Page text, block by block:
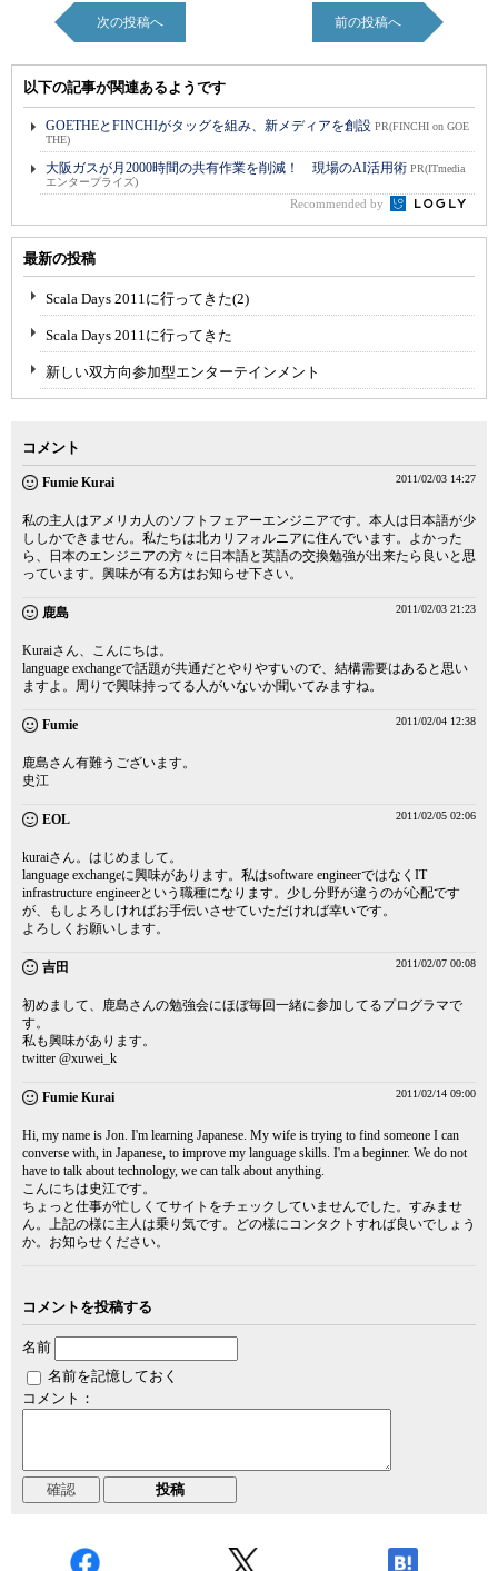
次の投稿へ 前の投稿へ
以下の記事が関連あるようです
GOETHEとFINCHIがタッグを組み、新メディアを創設 PR(FINCHI on GOE
THE)
大阪ガスが月2000時間の共有作業を削減！ 現場のAI活用術 PR(ITmedia
エンタープライズ)
Recommended by
最新の投稿
Scala Days 2011に行ってきた(2)
Scala Days 2011に行ってきた
新しい双方向参加型エンターテインメント
コメント
Fumie Kurai 2011/02/03 14:27
私の主人はアメリカ人のソフトフェアーエンジニアです。本人は日本語が少
ししかできません。私たちは北カリフォルニアに住んでいます。よかった
ら、日本のエンジニアの方々に日本語と英語の交換勉強が出来たら良いと思
っています。興味が有る方はお知らせ下さい。
鹿島 2011/02/03 21:23
Kuraiさん、こんにちは。
language exchangeで話題が共通だとやりやすいので、結構需要はあると思い
ますよ。周りで興味持ってる人がいないか聞いてみますね。
Fumie 2011/02/04 12:38
鹿島さん有難うございます。
史江
EOL 2011/02/05 02:06
kuraiさん。はじめまして。
language exchangeに興味があります。私はsoftware engineerではなくIT
infrastructure engineerという職種になります。少し分野が違うのが心配です
が、もしよろしければお手伝いさせていただければ幸いです。
よろしくお願いします。
吉田 2011/02/07 00:08
初めまして、鹿島さんの勉強会にほぼ毎回一緒に参加してるプログラマで
す。
私も興味があります。
twitter @xuwei_k
Fumie Kurai 2011/02/14 09:00
Hi, my name is Jon. I'm learning Japanese. My wife is trying to find someone I can
converse with, in Japanese, to improve my language skills. I'm a beginner. We do not
have to talk about technology, we can talk about anything.
こんにちは史江です。
ちょっと仕事が忙しくてサイトをチェックしていませんでした。すみませ
ん。上記の様に主人は乗り気です。どの様にコンタクトすれば良いでしょう
か。お知らせください。
コメントを投稿する
名前
名前を記憶しておく
コメント：